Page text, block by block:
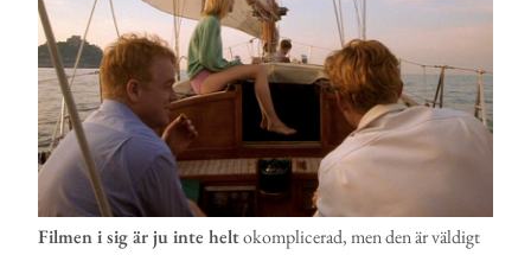
Filmen i sig är ju inte heltokomplicerad, men den är väldigt